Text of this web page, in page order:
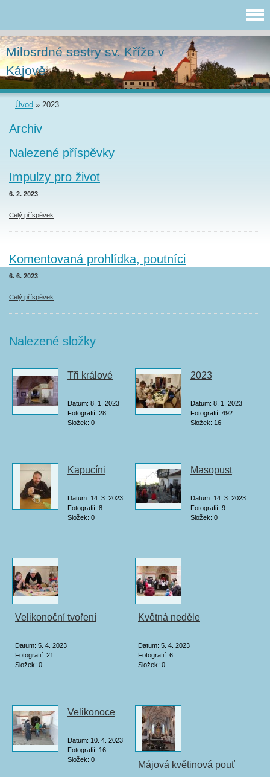
Milosrdné sestry sv. Kříže v
Kájově
Úvod » 2023
Archiv
Nalezené příspěvky
Impulzy pro život
6. 2. 2023
Celý příspěvek
Komentovaná prohlídka, poutníci
6. 6. 2023
Celý příspěvek
Nalezené složky
Tři králové
Datum: 8. 1. 2023
Fotografií: 28
Složek: 0
2023
Datum: 8. 1. 2023
Fotografií: 492
Složek: 16
Kapucíni
Datum: 14. 3. 2023
Fotografií: 8
Složek: 0
Masopust
Datum: 14. 3. 2023
Fotografií: 9
Složek: 0
Velikonoční tvoření
Datum: 5. 4. 2023
Fotografií: 21
Složek: 0
Květná neděle
Datum: 5. 4. 2023
Fotografií: 6
Složek: 0
Velikonoce
Datum: 10. 4. 2023
Fotografií: 16
Složek: 0
Májová květinová pouť